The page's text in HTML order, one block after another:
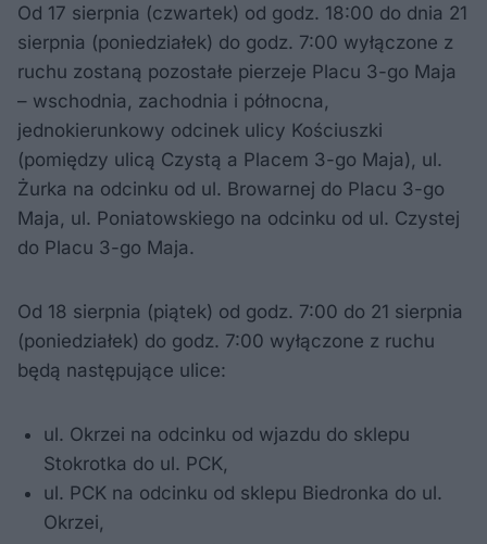
Od 17 sierpnia (czwartek) od godz. 18:00 do dnia 21
sierpnia (poniedziałek) do godz. 7:00 wyłączone z
ruchu zostaną pozostałe pierzeje Placu 3-go Maja
– wschodnia, zachodnia i północna,
jednokierunkowy odcinek ulicy Kościuszki
(pomiędzy ulicą Czystą a Placem 3-go Maja), ul.
Żurka na odcinku od ul. Browarnej do Placu 3-go
Maja, ul. Poniatowskiego na odcinku od ul. Czystej
do Placu 3-go Maja.
Od 18 sierpnia (piątek) od godz. 7:00 do 21 sierpnia
(poniedziałek) do godz. 7:00 wyłączone z ruchu
będą następujące ulice:
ul. Okrzei na odcinku od wjazdu do sklepu
Stokrotka do ul. PCK,
ul. PCK na odcinku od sklepu Biedronka do ul.
Okrzei,